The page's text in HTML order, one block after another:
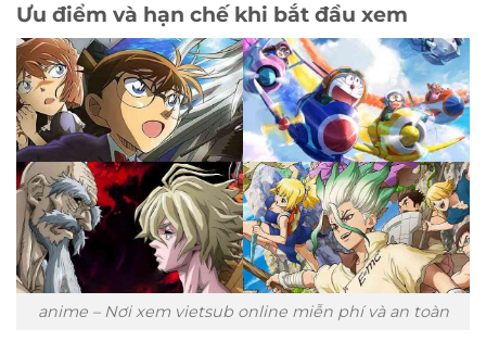
Ưu điểm và hạn chế khi bắt đầu xem
anime – Nơi xem vietsub online miễn phí và an toàn